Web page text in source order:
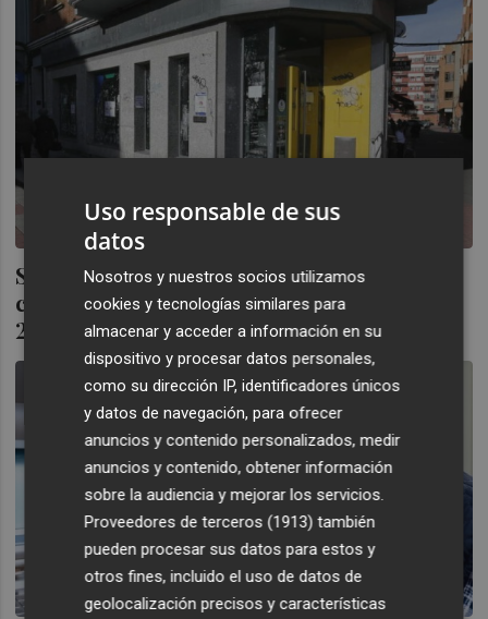
Seis de cada diez oficinas bancarias se han
cerrado en España desde los máximos de
2008
Uso responsable de sus
datos
Nosotros y nuestros socios utilizamos
cookies y tecnologías similares para
almacenar y acceder a información en su
dispositivo y procesar datos personales,
como su dirección IP, identificadores únicos
y datos de navegación, para ofrecer
anuncios y contenido personalizados, medir
anuncios y contenido, obtener información
sobre la audiencia y mejorar los servicios.
Proveedores de terceros (1913) también
pueden procesar sus datos para estos y
otros fines, incluido el uso de datos de
geolocalización precisos y características